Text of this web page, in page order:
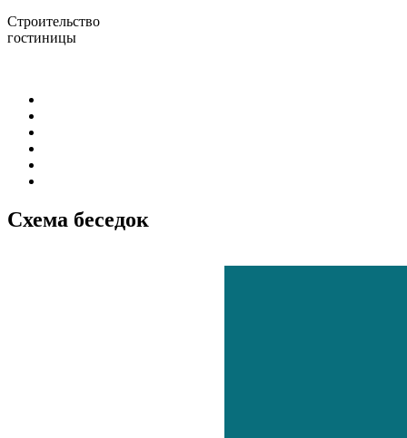
Строительство
гостиницы
Схема беседок